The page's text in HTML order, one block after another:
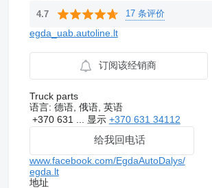
4.7 17 条评价
egda_uab.autoline.lt
订阅该经销商
Truck parts
语言: 德语, 俄语, 英语
+370 631 ... 显示 +370 631 34112
给我回电话
www.facebook.com/EgdaAutoDalys/
egda.lt
地址